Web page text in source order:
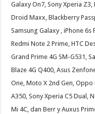
Galaxy On7, Sony Xperia
Droid Maxx, Blackberry
Samsung Galaxy , iPhone 6s
Redmi Note 2 Prime, HTC
Grand Prime 4G SM-G531,
Blaze 4G Q400, Asus
One, Moto X 2nd Gen,
A350, Sony Xperia C5 Dual,
Mi 4C, dan Berr y Auxus